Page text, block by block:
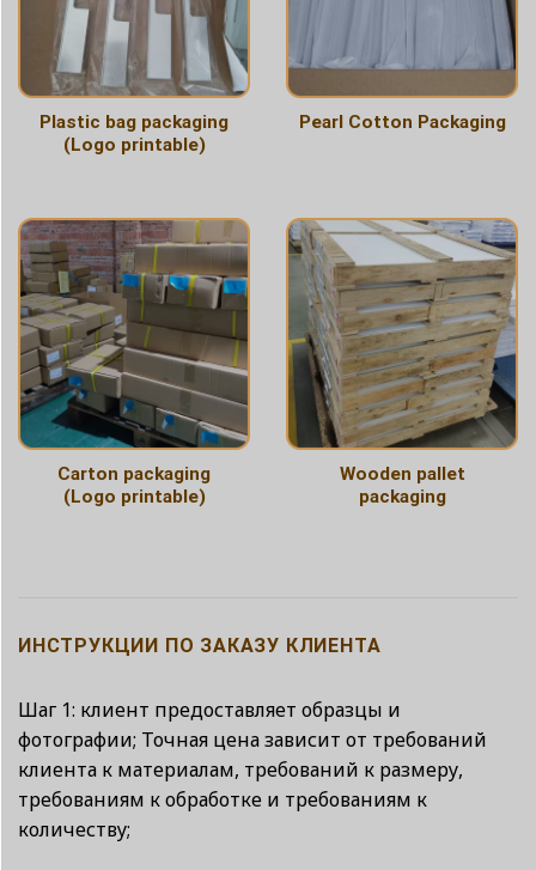
Plastic bag packaging
(Logo printable)
Pearl Cotton Packaging
Carton packaging
(Logo printable)
Wooden pallet
packaging
ИНСТРУКЦИИ ПО ЗАКАЗУ КЛИЕНТА
Шаг 1: клиент предоставляет образцы и
фотографии; Точная цена зависит от требований
клиента к материалам, требований к размеру,
требованиям к обработке и требованиям к
количеству;